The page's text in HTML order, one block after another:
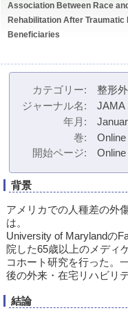
Association Between Race
Rehabilitation After
Beneficiaries
カテゴリー
整形
ジャーナル名
JAMA
年月
巻
開始ページ
背景
アメリカでの人種差の外
は。
University of Marylandの
院した65歳以上のメディ
コホート研究を行った。
後の外来・在宅リハビリ
結論